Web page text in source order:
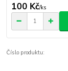
100 Kč/ks
Číslo produktu: